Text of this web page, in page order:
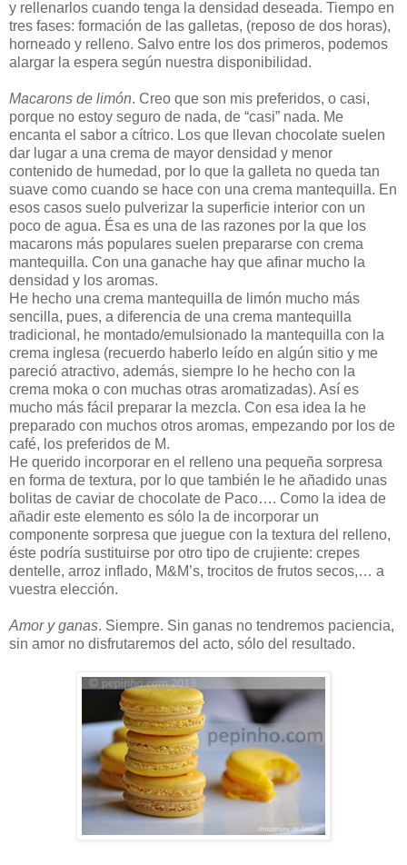
y rellenarlos cuando tenga la densidad deseada. Tiempo en
tres fases: formación de las galletas, (reposo de dos horas),
horneado y relleno. Salvo entre los dos primeros, podemos
alargar la espera según nuestra disponibilidad.
Macarons de limón. Creo que son mis preferidos, o casi,
porque no estoy seguro de nada, de “casi” nada. Me
encanta el sabor a cítrico. Los que llevan chocolate suelen
dar lugar a una crema de mayor densidad y menor
contenido de humedad, por lo que la galleta no queda tan
suave como cuando se hace con una crema mantequilla. En
esos casos suelo pulverizar la superficie interior con un
poco de agua. Ésa es una de las razones por la que los
macarons más populares suelen prepararse con crema
mantequilla. Con una ganache hay que afinar mucho la
densidad y los aromas.
He hecho una crema mantequilla de limón mucho más
sencilla, pues, a diferencia de una crema mantequilla
tradicional, he montado/emulsionado la mantequilla con la
crema inglesa (recuerdo haberlo leído en algún sitio y me
pareció atractivo, además, siempre lo he hecho con la
crema moka o con muchas otras aromatizadas). Así es
mucho más fácil preparar la mezcla. Con esa idea la he
preparado con muchos otros aromas, empezando por los de
café, los preferidos de M.
He querido incorporar en el relleno una pequeña sorpresa
en forma de textura, por lo que también le he añadido unas
bolitas de caviar de chocolate de Paco…. Como la idea de
añadir este elemento es sólo la de incorporar un
componente sorpresa que juegue con la textura del relleno,
éste podría sustituirse por otro tipo de crujiente: crepes
dentelle, arroz inflado, M&M’s, trocitos de frutos secos,… a
vuestra elección.
Amor y ganas. Siempre. Sin ganas no tendremos paciencia,
sin amor no disfrutaremos del acto, sólo del resultado.